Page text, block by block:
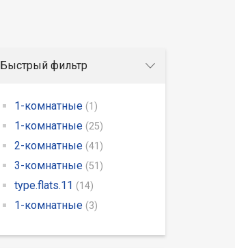
Быстрый фильтр
1-комнатные (1)
1-комнатные (25)
2-комнатные (41)
3-комнатные (51)
type.flats.11 (14)
1-комнатные (3)